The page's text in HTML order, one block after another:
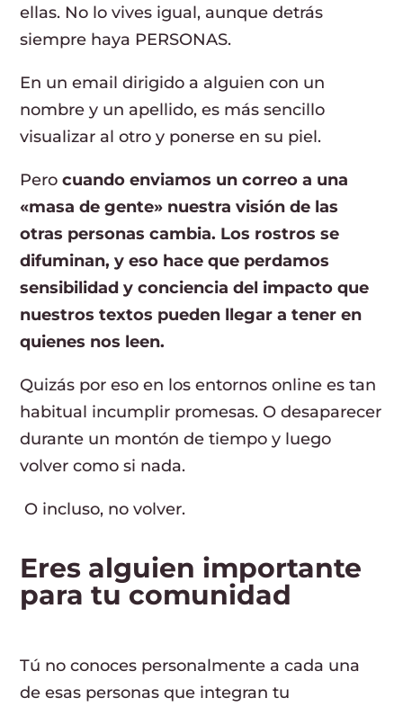
ellas. No lo vives igual, aunque detrás
siempre haya PERSONAS.
En un email dirigido a alguien con un
nombre y un apellido, es más sencillo
visualizar al otro y ponerse en su piel.
Perocuando enviamos un correo a una
«masa de gente» nuestra visión de las
otras personas cambia. Los rostros se
difuminan, y eso hace que perdamos
sensibilidad y conciencia del impacto que
nuestros textos pueden llegar a tener en
quienes nos leen.
Quizás por eso en los entornos online es tan
habitual incumplir promesas. O desaparecer
durante un montón de tiempo y luego
volver como si nada.
O incluso, no volver.
Eres alguien importante
para tu comunidad
Tú no conoces personalmente a cada una
de esas personas que integran tu